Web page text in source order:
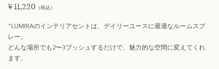
¥11,220 （税込）
"LUMIRAのインテリアセントは、デイリーユースに最適なルームスプ
レー。
どんな場所でも2〜3プッシュするだけで、魅力的な空間に変えてくれ
ます。